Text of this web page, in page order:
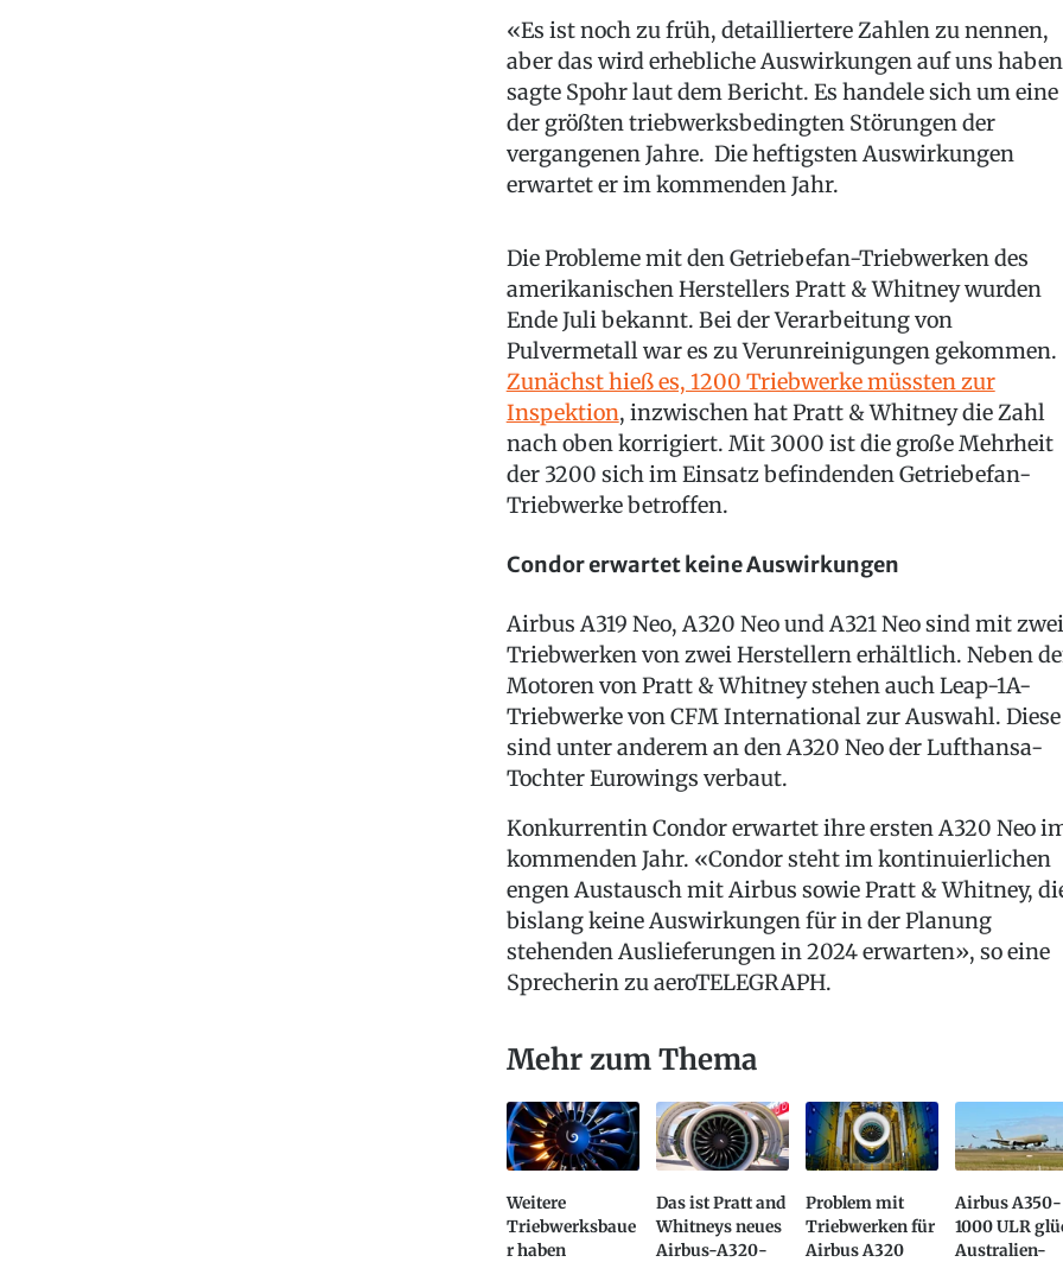
«Es ist noch zu früh, detailliertere Zahlen zu nennen,
aber das wird erhebliche Auswirkungen auf uns
sagte Spohr laut dem Bericht. Es handele sich um eine
der größten triebwerksbedingten Störungen der
vergangenen Jahre. Die heftigsten Auswirkungen
erwartet er im kommenden Jahr.
Die Probleme mit den Getriebefan-Triebwerken des
amerikanischen Herstellers Pratt & Whitney wurden
Ende Juli bekannt. Bei der Verarbeitung von
Pulvermetall war es zu Verunreinigungen gekommen.
Zunächst hieß es, 1200 Triebwerke müssten zur
Inspektion, inzwischen hat Pratt & Whitney die Zahl
nach oben korrigiert. Mit 3000 ist die große Mehrheit
der 3200 sich im Einsatz befindenden Getriebefan-
Triebwerke betroffen.
Condor erwartet keine Auswirkungen
Airbus A319 Neo, A320 Neo und A321 Neo sind mit zwei
Triebwerken von zwei Herstellern erhältlich. Neben
Motoren von Pratt & Whitney stehen auch Leap-1A-
Triebwerke von CFM International zur Auswahl. Diese
sind unter anderem an den A320 Neo der Lufthansa-
Tochter Eurowings verbaut.
Konkurrentin Condor erwartet ihre ersten A320 Neo
kommenden Jahr. «Condor steht im kontinuierlichen
engen Austausch mit Airbus sowie Pratt & Whitney,
bislang keine Auswirkungen für in der Planung
stehenden Auslieferungen in 2024 erwarten», so eine
Sprecherin zu aeroTELEGRAPH.
Mehr zum Thema
Weitere
Triebwerksbaue
r haben
Das ist Pratt and
Whitneys neues
Airbus-A320-
Problem mit
Triebwerken für
Airbus A320
Airbus A350-
1000 ULR
Australien-